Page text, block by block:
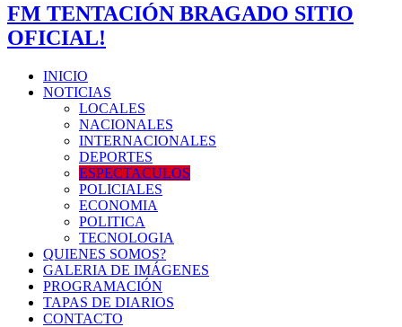
FM TENTACIÓN BRAGADO SITIO
OFICIAL!
INICIO
NOTICIAS
LOCALES
NACIONALES
INTERNACIONALES
DEPORTES
ESPECTACULOS
POLICIALES
ECONOMIA
POLITICA
TECNOLOGIA
QUIENES SOMOS?
GALERIA DE IMÁGENES
PROGRAMACIÓN
TAPAS DE DIARIOS
CONTACTO